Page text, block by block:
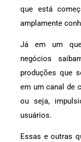
que está
amplamente
Já em um
negócios
produções que
em um canal de
ou seja,
usuários.
Essas e outras